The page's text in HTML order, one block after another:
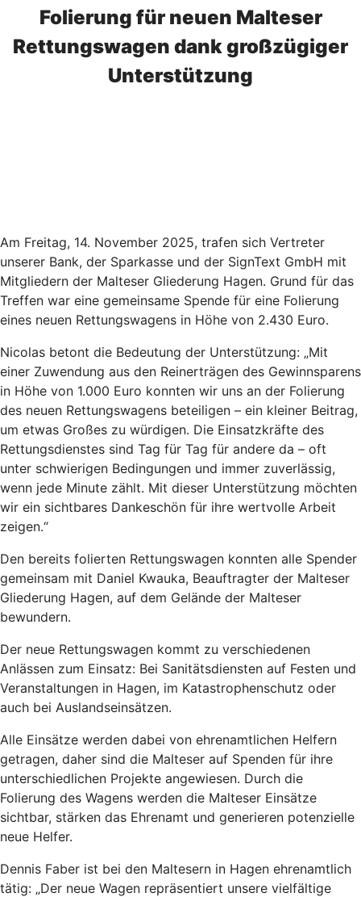
Folierung für neuen Malteser
Rettungswagen dank großzügiger
Unterstützung
Am Freitag, 14. November 2025, trafen sich Vertreter
unserer Bank, der Sparkasse und der SignText GmbH mit
Mitgliedern der Malteser Gliederung Hagen. Grund für das
Treffen war eine gemeinsame Spende für eine Folierung
eines neuen Rettungswagens in Höhe von 2.430 Euro.
Nicolas betont die Bedeutung der Unterstützung: „Mit
einer Zuwendung aus den Reinerträgen des Gewinnsparens
in Höhe von 1.000 Euro konnten wir uns an der Folierung
des neuen Rettungswagens beteiligen – ein kleiner Beitrag,
um etwas Großes zu würdigen. Die Einsatzkräfte des
Rettungsdienstes sind Tag für Tag für andere da – oft
unter schwierigen Bedingungen und immer zuverlässig,
wenn jede Minute zählt. Mit dieser Unterstützung möchten
wir ein sichtbares Dankeschön für ihre wertvolle Arbeit
zeigen.“
Den bereits folierten Rettungswagen konnten alle Spender
gemeinsam mit Daniel Kwauka, Beauftragter der Malteser
Gliederung Hagen, auf dem Gelände der Malteser
bewundern.
Der neue Rettungswagen kommt zu verschiedenen
Anlässen zum Einsatz: Bei Sanitätsdiensten auf Festen und
Veranstaltungen in Hagen, im Katastrophenschutz oder
auch bei Auslandseinsätzen.
Alle Einsätze werden dabei von ehrenamtlichen Helfern
getragen, daher sind die Malteser auf Spenden für ihre
unterschiedlichen Projekte angewiesen. Durch die
Folierung des Wagens werden die Malteser Einsätze
sichtbar, stärken das Ehrenamt und generieren potenzielle
neue Helfer.
Dennis Faber ist bei den Maltesern in Hagen ehrenamtlich
tätig: „Der neue Wagen repräsentiert unsere vielfältige